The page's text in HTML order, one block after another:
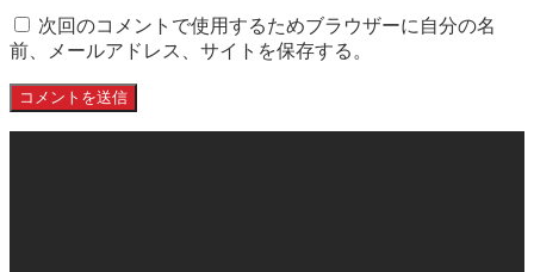
次回のコメントで使用するためブラウザーに自分の名
前、メールアドレス、サイトを保存する。